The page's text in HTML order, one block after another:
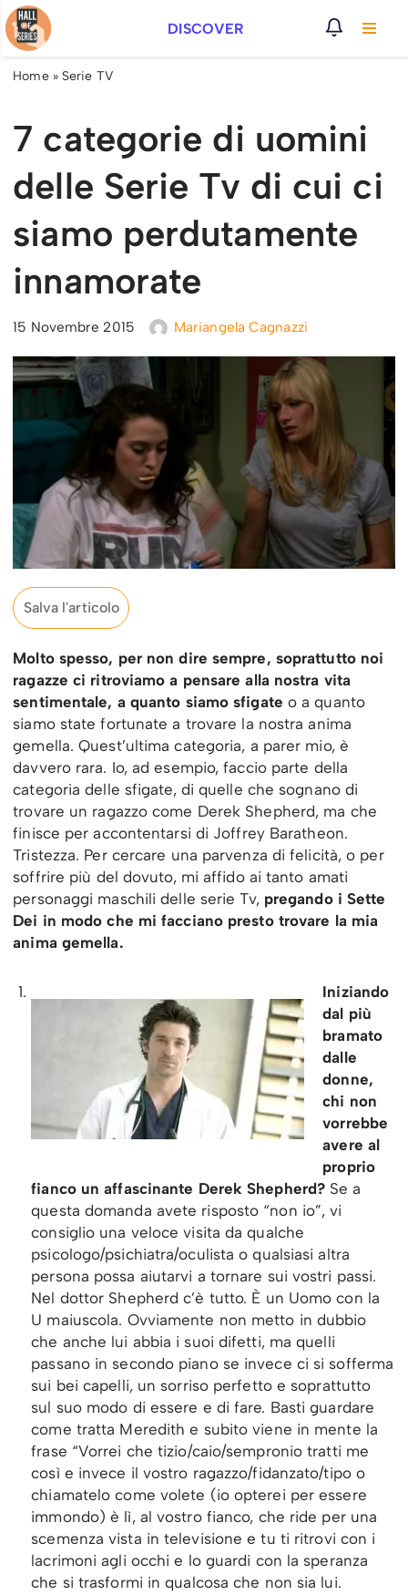
Vai
al
DISCOVER
Home» Serie TV
7 categorie di uomini
delle Serie Tv di cui ci
siamo perdutamente
innamorate
15 Novembre 2015 Mariangela Cagnazzi
Salva l'articolo
Molto spesso, per non dire sempre, soprattutto noi
ragazze ci ritroviamo a pensare alla nostra vita
sentimentale, a quanto siamo sfigate o a quanto
siamo state fortunate a trovare la nostra anima
gemella. Quest’ultima categoria, a parer mio, è
davvero rara. Io, ad esempio, faccio parte della
categoria delle sfigate, di quelle che sognano di
trovare un ragazzo come Derek Shepherd, ma che
finisce per accontentarsi di Joffrey Baratheon.
Tristezza. Per cercare una parvenza di felicità, o per
soffrire più del dovuto, mi affido ai tanto amati
personaggi maschili delle serie Tv, pregando i Sette
Dei in modo che mi facciano presto trovare la mia
anima gemella.
Iniziando
dal più
bramato
dalle
donne,
chi non
vorrebbe
avere al
proprio
fianco un affascinante Derek Shepherd? Se a
questa domanda avete risposto “non io”, vi
consiglio una veloce visita da qualche
psicologo/psichiatra/oculista o qualsiasi altra
persona possa aiutarvi a tornare sui vostri passi.
Nel dottor Shepherd c’è tutto. È un Uomo con la
U maiuscola. Ovviamente non metto in dubbio
che anche lui abbia i suoi difetti, ma quelli
passano in secondo piano se invece ci si sofferma
sui bei capelli, un sorriso perfetto e soprattutto
sul suo modo di essere e di fare. Basti guardare
come tratta Meredith e subito viene in mente la
frase “Vorrei che tizio/caio/sempronio tratti me
così e invece il vostro ragazzo/fidanzato/tipo o
chiamatelo come volete (io opterei per essere
immondo) è lì, al vostro fianco, che ride per una
scemenza vista in televisione e tu ti ritrovi con i
lacrimoni agli occhi e lo guardi con la speranza
che si trasformi in qualcosa che non sia lui.